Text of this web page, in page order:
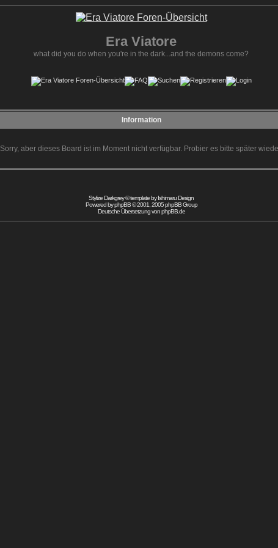
Era Viatore
what did you do when you're in the dark...and the demons come?
Information
Sorry, aber dieses Board ist im Moment nicht verfügbar. Probier es bitte später
Stylize Darkgrey © template byIshimaru Design
Powered byphpBB© 2001, 2005 phpBB Group
Deutsche Übersetzung vonphpBB.de